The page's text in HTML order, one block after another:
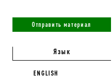
Отправить материал
Язык
ENGLISH